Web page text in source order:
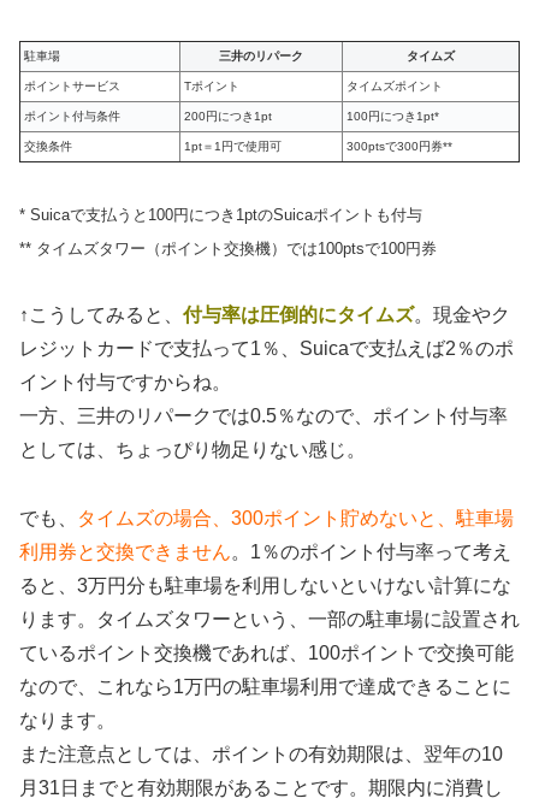
駐車場 三井のリパーク タイムズ
ポイントサービス Tポイント タイムズポイント
ポイント付与条件 200円につき1pt 100円につき1pt*
交換条件 1pt＝1円で使用可 300ptsで300円券**
* Suicaで支払うと100円につき1ptのSuicaポイントも付与
** タイムズタワー（ポイント交換機）では100ptsで100円券
↑こうしてみると、 付与率は圧倒的にタイムズ。現金やク
レジットカードで支払って1％、Suicaで支払えば2％のポ
イント付与ですからね。
一方、三井のリパークでは0.5％なので、ポイント付与率
としては、ちょっぴり物足りない感じ。
でも、
タイムズの場合、300ポイント貯めないと、駐車場
利用券と交換できません。1％のポイント付与率って考え
ると、3万円分も駐車場を利用しないといけない計算にな
ります。タイムズタワーという、一部の駐車場に設置され
ているポイント交換機であれば、100ポイントで交換可能
なので、これなら1万円の駐車場利用で達成できることに
なります。
また注意点としては、ポイントの有効期限は、翌年の10
月31日までと有効期限があることです。期限内に消費し